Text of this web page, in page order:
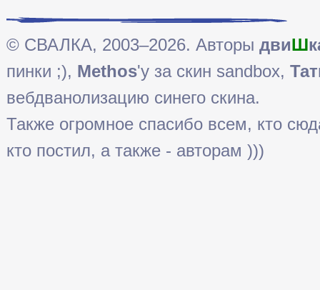
© СВАЛКА, 2003–2026. Авторы двиШ
пинки ;), Methos'у за скин sandbox,
вебдванолизацию синего скина.
Также огромное спасибо всем, кто
кто постил, а также - авторам )))